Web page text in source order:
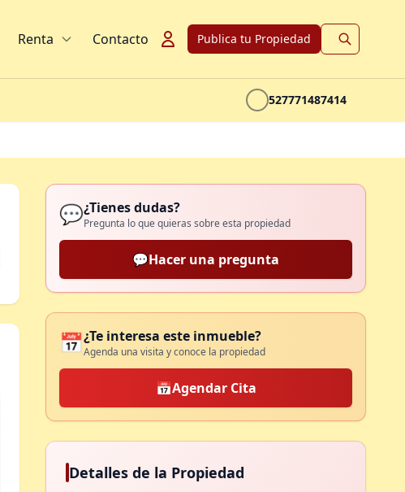
Renta Contacto Publica tu Propiedad
527771487414
💬¿Tienes dudas?
Pregunta lo que quieras sobre esta propiedad
💬Hacer una pregunta
📅¿Te interesa este inmueble?
Agenda una visita y conoce la propiedad
📅Agendar Cita
Detalles de la Propiedad